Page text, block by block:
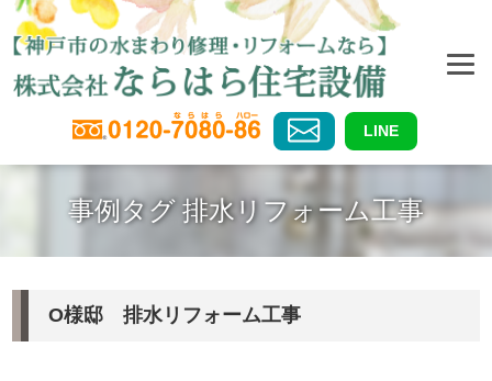
LINE
事例タグ 排水リフォーム工事
O様邸 排水リフォーム工事